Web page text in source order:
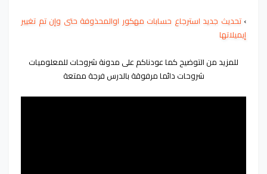
›تحديث جديد استرجاع حسابات مهكور اوالمحذوفة حتى وإن تم تغيير
إيميلاتها
للمزيد من التوضيح كما عودناكم على مدونة شروحات للمعلوميات
شروحات دائما مرفوقة بالدرس فرجة ممتعة